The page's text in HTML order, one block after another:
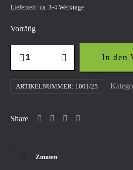
Lieferzeit: ca. 3-4 Werktage
Vorrätig
Menge
In den
ARTIKELNUMMER: 1001/25
Share
Zutaten